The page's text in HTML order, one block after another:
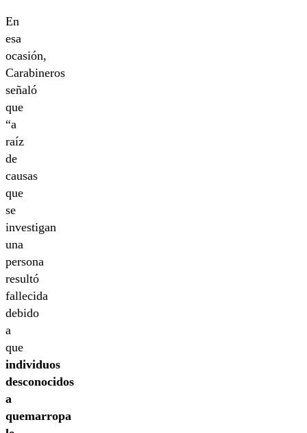
En
esa
ocasión,
Carabineros
señaló
que
“a
raíz
de
causas
que
se
investigan
una
persona
resultó
fallecida
debido
a
que
individuos
desconocidos
a
quemarropa